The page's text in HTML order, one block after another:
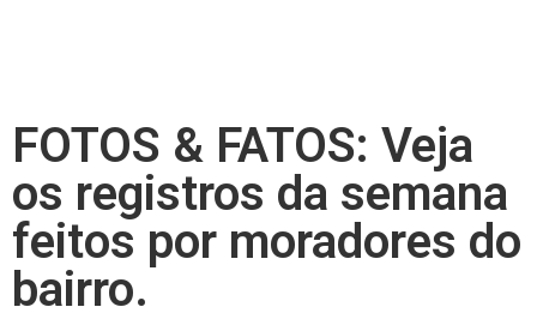
FOTOS & FATOS: Veja
os registros da semana
feitos por moradores do
bairro.